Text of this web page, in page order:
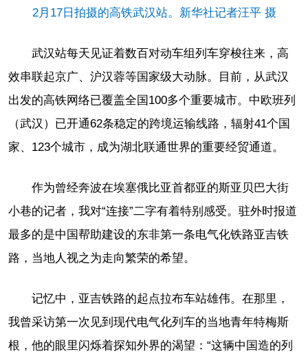
2月17日拍摄的高铁武汉站。新华社记者汪平 摄
武汉站每天见证着数百对动车组列车穿梭往来，高
效串联起京广、沪汉蓉等国家级大动脉。目前，从武汉
出发的高铁网络已覆盖全国100多个重要城市。中欧班列
（武汉）已开通62条稳定的跨境运输线路，辐射41个国
家、123个城市，成为湖北联通世界的重要经贸通道。
作为曾经奔波在埃塞俄比亚首都亚的斯亚贝巴大街
小巷的记者，我对“连接”二字有着特别感受。驻外时报道
最多的是中国帮助建设的东非第一条电气化铁路亚吉铁
路，当地人视之为走向繁荣的希望。
记忆中，亚吉铁路的起点拉布车站雄伟。在那里，
我曾采访第一次见到现代电气化列车的当地青年特梅斯
根，他的眼里闪烁着探知外界的渴望：“这辆中国造的列